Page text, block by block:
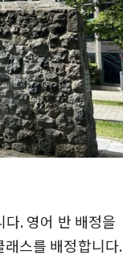
. 영어 반 배정을
스를 배정합니다.